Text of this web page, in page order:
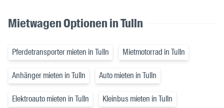
Mietwagen Optionen in Tulln
Pferdetransporter mieten in Tulln Mietmotorrad in Tulln
Anhänger mieten in Tulln Auto mieten in Tulln
Elektroauto mieten in Tulln Kleinbus mieten in Tulln